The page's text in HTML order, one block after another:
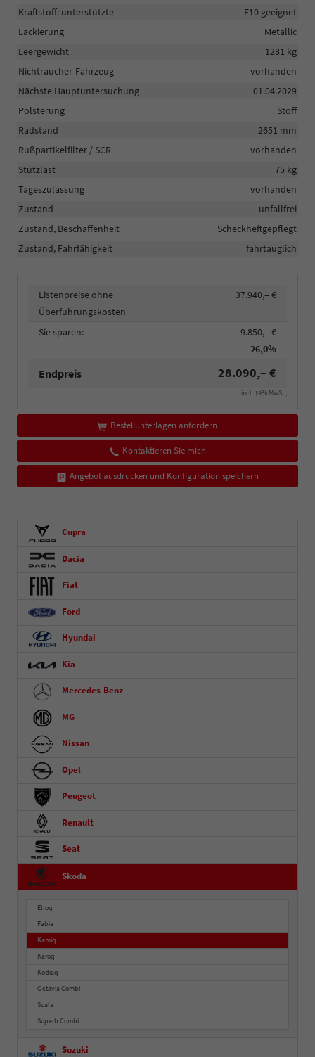
Kraftstoff: unterstützte
E10 geeignet
Lackierung
Metallic
Leergewicht
1281 kg
Nichtraucher-Fahrzeug
vorhanden
Nächste Hauptuntersuchung
01.04.2029
Polsterung
Stoff
Radstand
2651 mm
Rußpartikelfilter / SCR
vorhanden
Stützlast
75 kg
Tageszulassung
vorhanden
Zustand
unfallfrei
Zustand, Beschaffenheit
Scheckheftgepflegt
Zustand, Fahrfähigkeit
fahrtauglich
Listenpreise ohne
Überführungskosten
37.940,– €
Sie sparen:
9.850,– €
26,0%
Endpreis 28.090,– €
incl. 19% MwSt.,
Bestellunterlagen anfordern
Kontaktieren Sie mich
Angebot ausdrucken und Konfiguration speichern
Cupra
Dacia
Fiat
Ford
Hyundai
Kia
Mercedes-Benz
MG
Nissan
Opel
Peugeot
Renault
Seat
Skoda
Elroq
Fabia
Kamiq
Karoq
Kodiaq
Octavia Combi
Scala
Superb Combi
Suzuki